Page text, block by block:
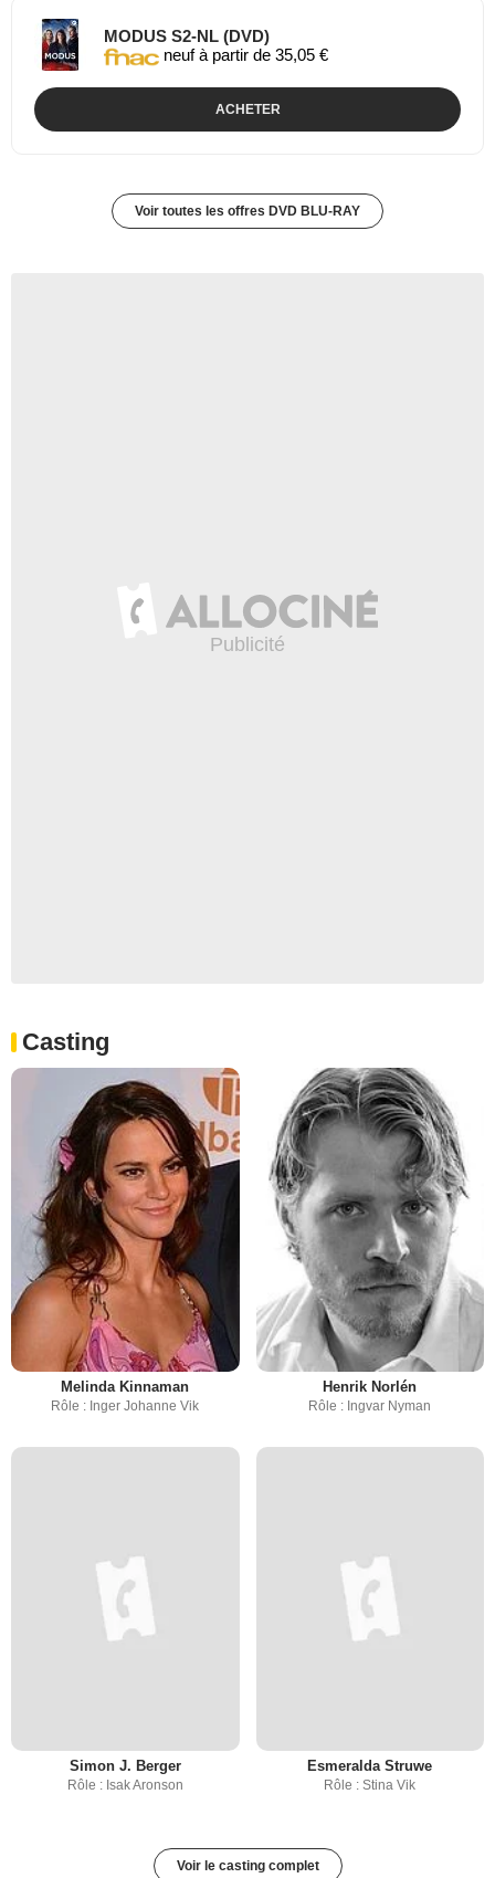
MODUS S2-NL (DVD)
neuf à partir de 35,05 €
ACHETER
Voir toutes les offres DVD BLU-RAY
Casting
Melinda Kinnaman
Rôle : Inger Johanne Vik
Henrik Norlén
Rôle : Ingvar Nyman
Simon J. Berger
Rôle : Isak Aronson
Esmeralda Struwe
Rôle : Stina Vik
Voir le casting complet